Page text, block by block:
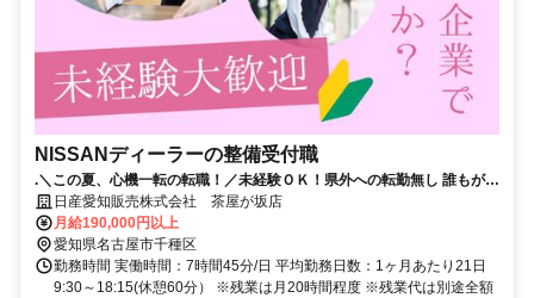
NISSANディーラーの整備受付職
.＼この夏、心機一転の転職！／未経験ＯＫ！県外への転勤無し 誰もが知
る安心な会社！年間休日115日！
日産愛知販売株式会社 茶屋が坂店
月給190,000円以上
愛知県名古屋市千種区
勤務時間 実働時間：7時間45分/日 平均勤務日数：1ヶ月あたり21日
9:30～18:15(休憩60分） ※残業は月20時間程度 ※残業代は別途全額